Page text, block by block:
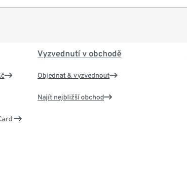
Vyzvednutí v obchodě
Objednat & vyzvednout
Najít nejbližší obchod